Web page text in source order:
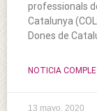
professionals
Catalunya
Dones de
NOTICIA
13 mayo, 2020